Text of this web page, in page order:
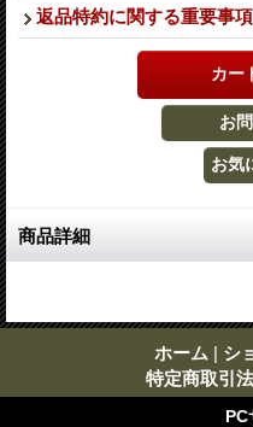
返品特約に関する重要事項
商品詳細
ホーム | シ
特定商取引
PC